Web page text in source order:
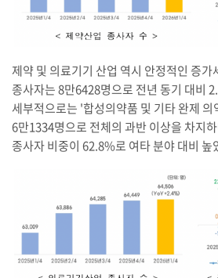
제약 및 의료기기 산업 역시 안정적인 증가
종사자는 8만6428명으로 전년 동기 대비
세부적으로는 '합성의약품 및 기타 완제
6만1334명으로 전체의 과반 이상을 차지
종사자 비중이 62.8%로 여타 분야 대비 높